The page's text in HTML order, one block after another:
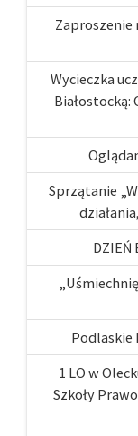
Zaproszenie
Wycieczka
Sprzątanie
DZIEŃ
Podlaskie
1 LO w
Szkoły